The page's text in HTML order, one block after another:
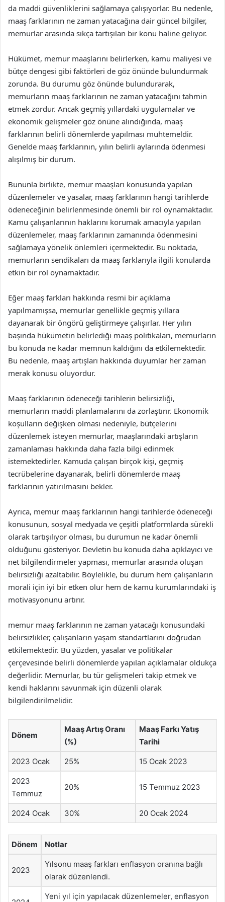
da maddi güvenliklerini sağlamaya çalışıyorlar. Bu nedenle,
maaş farklarının ne zaman yatacağına dair güncel bilgiler,
memurlar arasında sıkça tartışılan bir konu haline geliyor.
Hükümet, memur maaşlarını belirlerken, kamu maliyesi ve
bütçe dengesi gibi faktörleri de göz önünde bulundurmak
zorunda. Bu durumu göz önünde bulundurarak,
memurların maaş farklarının ne zaman yatacağını tahmin
etmek zordur. Ancak geçmiş yıllardaki uygulamalar ve
ekonomik gelişmeler göz önüne alındığında, maaş
farklarının belirli dönemlerde yapılması muhtemeldir.
Genelde maaş farklarının, yılın belirli aylarında ödenmesi
alışılmış bir durum.
Bununla birlikte, memur maaşları konusunda yapılan
düzenlemeler ve yasalar, maaş farklarının hangi tarihlerde
ödeneceğinin belirlenmesinde önemli bir rol oynamaktadır.
Kamu çalışanlarının haklarını korumak amacıyla yapılan
düzenlemeler, maaş farklarının zamanında ödenmesini
sağlamaya yönelik önlemleri içermektedir. Bu noktada,
memurların sendikaları da maaş farklarıyla ilgili konularda
etkin bir rol oynamaktadır.
Eğer maaş farkları hakkında resmi bir açıklama
yapılmamışsa, memurlar genellikle geçmiş yıllara
dayanarak bir öngörü geliştirmeye çalışırlar. Her yılın
başında hükümetin belirlediği maaş politikaları, memurların
bu konuda ne kadar memnun kaldığını da etkilemektedir.
Bu nedenle, maaş artışları hakkında duyumlar her zaman
merak konusu oluyordur.
Maaş farklarının ödeneceği tarihlerin belirsizliği,
memurların maddi planlamalarını da zorlaştırır. Ekonomik
koşulların değişken olması nedeniyle, bütçelerini
düzenlemek isteyen memurlar, maaşlarındaki artışların
zamanlaması hakkında daha fazla bilgi edinmek
istemektedirler. Kamuda çalışan birçok kişi, geçmiş
tecrübelerine dayanarak, belirli dönemlerde maaş
farklarının yatırılmasını bekler.
Ayrıca, memur maaş farklarının hangi tarihlerde ödeneceği
konusunun, sosyal medyada ve çeşitli platformlarda sürekli
olarak tartışılıyor olması, bu durumun ne kadar önemli
olduğunu gösteriyor. Devletin bu konuda daha açıklayıcı ve
net bilgilendirmeler yapması, memurlar arasında oluşan
belirsizliği azaltabilir. Böylelikle, bu durum hem çalışanların
morali için iyi bir etken olur hem de kamu kurumlarındaki iş
motivasyonunu artırır.
memur maaş farklarının ne zaman yatacağı konusundaki
belirsizlikler, çalışanların yaşam standartlarını doğrudan
etkilemektedir. Bu yüzden, yasalar ve politikalar
çerçevesinde belirli dönemlerde yapılan açıklamalar oldukça
değerlidir. Memurlar, bu tür gelişmeleri takip etmek ve
kendi haklarını savunmak için düzenli olarak
bilgilendirilmelidir.
Dönem
Maaş Artış Oranı
(%)
Maaş Farkı Yatış
Tarihi
2023 Ocak 25% 15 Ocak 2023
2023
Temmuz
20% 15 Temmuz 2023
2024 Ocak 30% 20 Ocak 2024
Dönem Notlar
2023
Yılsonu maaş farkları enflasyon oranına bağlı
olarak düzenlendi.
Yeni yıl için yapılacak düzenlemeler, enflasyon